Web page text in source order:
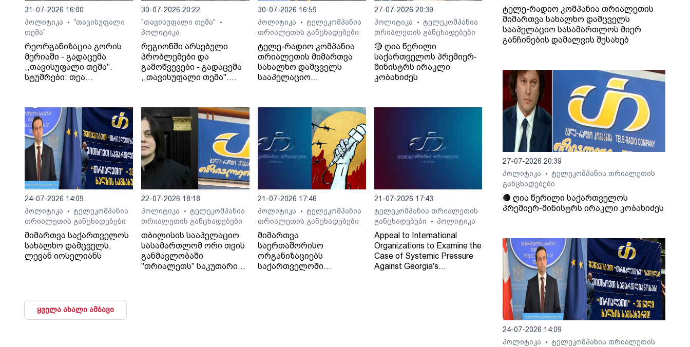
31-07-2026 16:00
პოლიტიკა
• "თავისუფალი
თემა"
რეორგანიზაცია გორის
მერიაში - გადაცემა
,,თავისუფალი თემა".
სტუმრები: თეა
30-07-2026 20:22
"თავისუფალი თემა"
•
პოლიტიკა
რეგიონში არსებული
პრობლემები და
გამოწვევები - გადაცემა
,,თავისუფალი თემა".
30-07-2026 16:59
პოლიტიკა
• ტელეკომპანია
თრიალეთის განცხადებები
ტელე-რადიო კომპანია
თრიალეთის მიმართვა
სახალხო დამცველს
სააპელაციო
შესახებ
27-07-2026 20:39
პოლიტიკა
• ტელეკომპანია
თრიალეთის განცხადებები
🔴 ღია წერილი
საქართველოს პრემიერ-
მინისტრს ირაკლი
კობახიძეს
24-07-2026 14:09
პოლიტიკა
• ტელეკომპანია
თრიალეთის განცხადებები
მიმართვა საქართველოს
სახალხო დამცველს,
ლევან იოსელიანს
22-07-2026 18:18
პოლიტიკა
• ტელეკომპანია
თრიალეთის განცხადებები
თბილისის სააპელაციო
სასამართლომ ორი თვის
განმავლობაში
"თრიალეთს" საკუთარი
21-07-2026 17:46
პოლიტიკა
• ტელეკომპანია
თრიალეთის განცხადებები
მიმართვა
საერთაშორისო
ორგანიზაციებს
საქართველოში
21-07-2026 17:43
ტელეკომპანია თრიალეთის
განცხადებები
• პოლიტიკა
Appeal to International
Organizations to Examine the
Case of Systemic Pressure
Against Georgia's
ყველა ახალი ამბავი
ტელე-რადიო კომპანია თრიალეთის
მიმართვა სახალხო დამცველს
სააპელაციო სასამართლოს მიერ
განჩინების დამალვის შესახებ
27-07-2026 20:39
პოლიტიკა
•
ტელეკომპანია თრიალეთის
განცხადებები
🔴 ღია წერილი საქართველოს
პრემიერ-მინისტრს ირაკლი კობახიძეს
24-07-2026 14:09
პოლიტიკა
•
ტელეკომპანია თრიალეთის